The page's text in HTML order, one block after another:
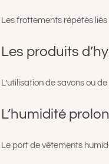
Les frottements répétés
Les produits
L’utilisation de savons ou
L’humidité
Le port de vêtements